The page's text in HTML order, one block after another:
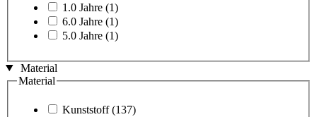
1.0 Jahre (1)
6.0 Jahre (1)
5.0 Jahre (1)
Material
Material
Kunststoff (137)